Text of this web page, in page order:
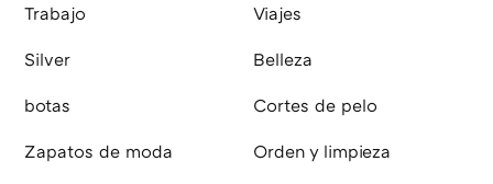
Trabajo Viajes
Silver Belleza
botas Cortes de pelo
Zapatos de moda Orden y limpieza